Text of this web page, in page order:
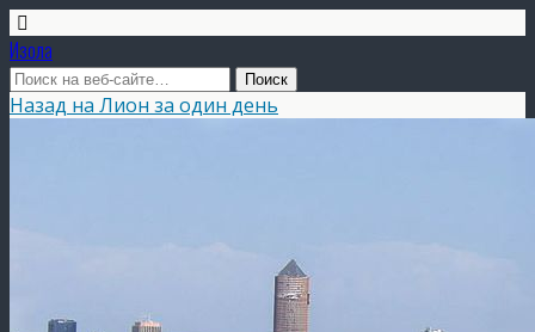
Изола
Назад на Лион за один день